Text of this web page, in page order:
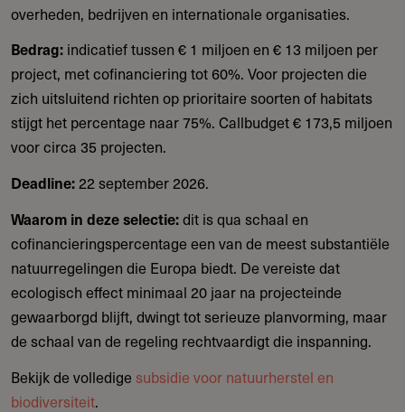
overheden, bedrijven en internationale organisaties.
Bedrag: indicatief tussen € 1 miljoen en € 13 miljoen per
project, met cofinanciering tot 60%. Voor projecten die
zich uitsluitend richten op prioritaire soorten of habitats
stijgt het percentage naar 75%. Callbudget € 173,5 miljoen
voor circa 35 projecten.
Deadline: 22 september 2026.
Waarom in deze selectie:dit is qua schaal en
cofinancieringspercentage een van de meest substantiële
natuurregelingen die Europa biedt. De vereiste dat
ecologisch effect minimaal 20 jaar na projecteinde
gewaarborgd blijft, dwingt tot serieuze planvorming, maar
de schaal van de regeling rechtvaardigt die inspanning.
Bekijk de volledige subsidie voor natuurherstel en
biodiversiteit.